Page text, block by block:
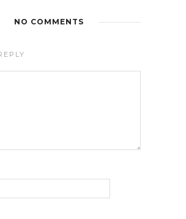
NO COMMENTS